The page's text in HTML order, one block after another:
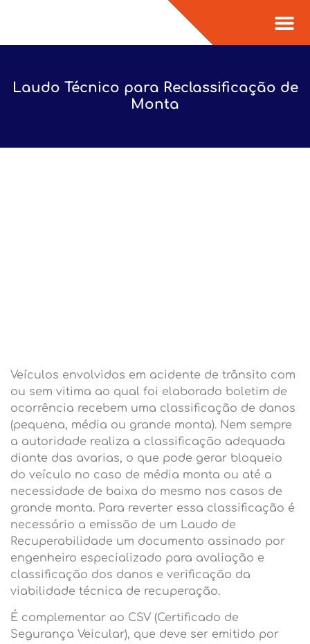
Laudo Técnico para Reclassificação de
Monta
Veículos envolvidos em acidente de trânsito com
ou sem vitima ao qual foi elaborado boletim de
ocorrência recebem uma classificação de danos
(pequena, média ou grande monta). Nem sempre
a autoridade realiza a classificação adequada
diante das avarias, o que pode gerar bloqueio
do veículo no caso de média monta ou até a
necessidade de baixa do mesmo nos casos de
grande monta. Para reverter essa classificação é
necessário a emissão de um Laudo de
Recuperabilidade um documento assinado por
engenheiro especializado para avaliação e
classificação dos danos e verificação da
viabilidade técnica de recuperação.
É complementar ao CSV (Certificado de
Segurança Veicular), que deve ser emitido por